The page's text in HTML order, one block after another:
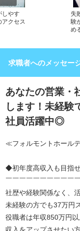
やす
クセス
失
験
め
求職者へのメッセー
あなたの営業・
します！未経験
社員活躍中◎
≪フォルモントホール
◆初年度高収入も目指せ
￣￣￣￣￣￣￣￣￣￣
社歴や経験関係なく、
未経験の方でも37万円
役職者は年収850万円以